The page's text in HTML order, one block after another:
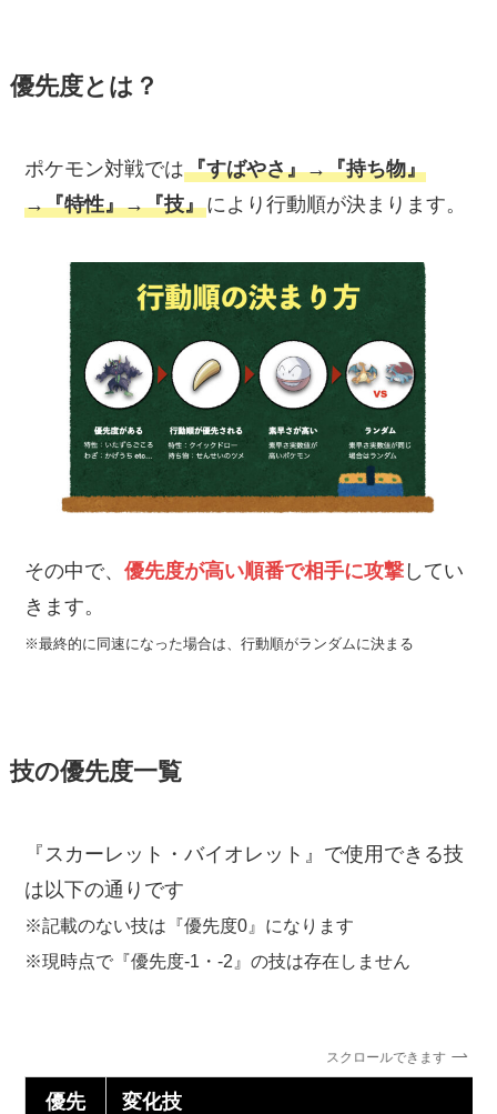
優先度とは？
ポケモン対戦では『すばやさ』→『持ち物』
→『特性』→『技』により行動順が決まります。
その中で、優先度が高い順番で相手に攻撃 してい
きます。
※最終的に同速になった場合は、行動順がランダムに決まる
技の優先度一覧
『スカーレット・バイオレット』で使用できる技
は以下の通りです
※記載のない技は『優先度0』になります
※現時点で『優先度-1・-2』の技は存在しません
スクロールできます
優先
変化技